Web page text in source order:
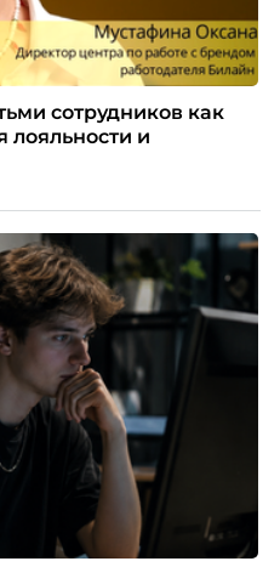
сотрудников как
лояльности и